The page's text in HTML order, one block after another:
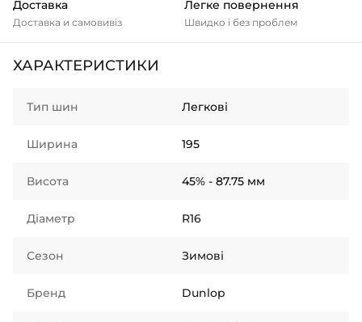
Доставка
Доставка и самовивіз
Легке повернення
Швидко і без проблем
ХАРАКТЕРИСТИКИ
Тип шин Легкові
Ширина 195
Висота 45% - 87.75 мм
Діаметр R16
Сезон Зимові
Бренд Dunlop